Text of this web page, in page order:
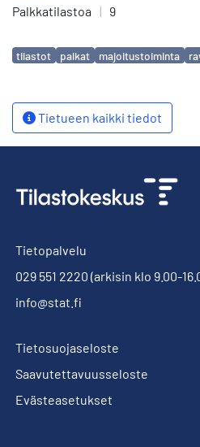
Palkkatilastoa | 9
Avainsanat
tilastot palkat majoitustoiminta
Tietueen kaikki tiedot
Tietopalvelu
029 551 2220 (arkisin klo 9.00-
info@stat.fi
Tietosuojaseloste
Saavutettavuusseloste
Evästeasetukset